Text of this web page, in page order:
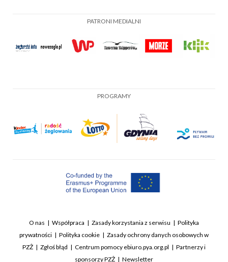
PATRONI MEDIALNI
PROGRAMY
O nas Współpraca Zasady korzystania z serwisu
Polityka
prywatności
Polityka cookie
Zasady ochrony danych osobowych w
PZŻ
Zgłoś błąd Centrum pomocy ebiuro.pya.org.pl
Partnerzy i
sponsorzy PZŻ
Newsletter